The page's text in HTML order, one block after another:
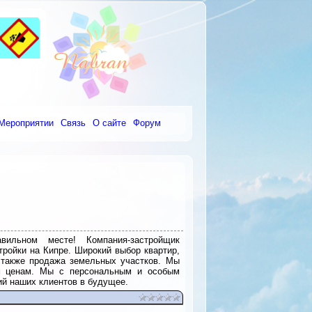
Связь О сайте Форум
месте! Компания-застройщик
на Кипре. Широкий выбор квартир,
продажа земельных участков. Мы
ценам. Мы с персональным и особым
наших клиентов в будущее.